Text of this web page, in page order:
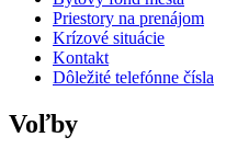
Priestory na prenájom
Krízové situácie
Kontakt
Dôležité telefónne čísla
Voľby